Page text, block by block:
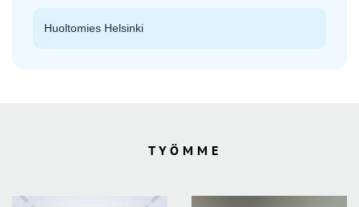
Huoltomies Helsinki
TYÖMME